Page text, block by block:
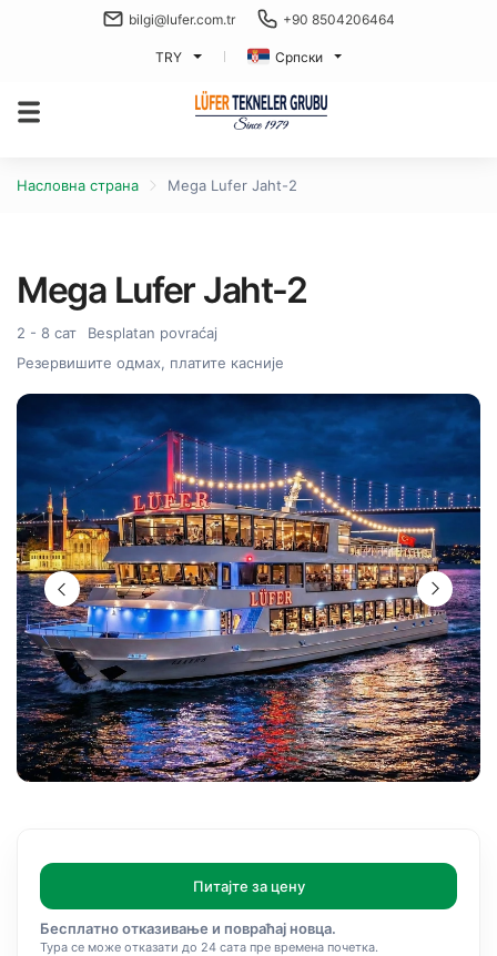
bilgi@lufer.com.tr +90 8504206464
TRY Српски
Насловна страна Mega Lufer Jaht-2
Mega Lufer Jaht-2
2 - 8 сат
Besplatan povraćaj
Резервишите одмах, платите касније
Питајте за цену
Бесплатно отказивање и повраћај новца.
Тура се може отказати до 24 сата пре времена почетка.